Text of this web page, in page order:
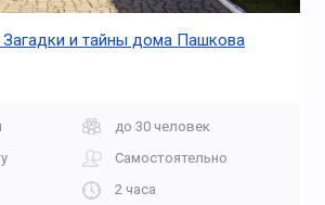
Загадки и тайны дома Пашкова
до 30 человек
Самостоятельно
2 часа